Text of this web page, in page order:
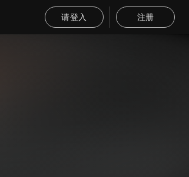
请登入 注册